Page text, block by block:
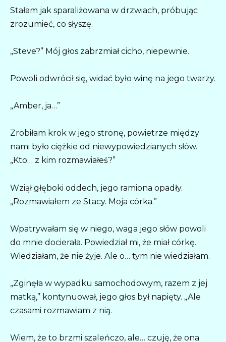
Stałam jak sparaliżowana w drzwiach, próbując
zrozumieć, co słyszę.
„Steve?” Mój głos zabrzmiał cicho, niepewnie.
Powoli odwrócił się, widać było winę na jego twarzy.
„Amber, ja…”
Zrobiłam krok w jego stronę, powietrze między
nami było ciężkie od niewypowiedzianych słów.
„Kto… z kim rozmawiałeś?”
Wziął głęboki oddech, jego ramiona opadły.
„Rozmawiałem ze Stacy. Moja córka.”
Wpatrywałam się w niego, waga jego słów powoli
do mnie docierała. Powiedział mi, że miał córkę.
Wiedziałam, że nie żyje. Ale o… tym nie wiedziałam.
„Zginęła w wypadku samochodowym, razem z jej
matką,” kontynuował, jego głos był napięty. „Ale
czasami rozmawiam z nią.
Wiem, że to brzmi szaleńczo, ale… czuję, że ona